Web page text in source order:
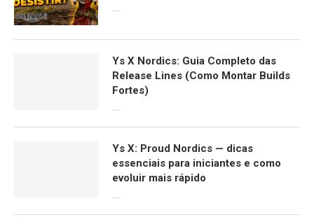
Ys X Nordics: Guia Completo das
Release Lines (Como Montar Builds
Fortes)
Ys X: Proud Nordics — dicas
essenciais para iniciantes e como
evoluir mais rápido